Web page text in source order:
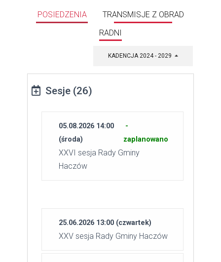
POSIEDZENIA
TRANSMISJE Z OBRAD
RADNI
KADENCJA 2024 - 2029
Sesje (26)
05.08.2026 14:00
(środa)
-
zaplanowano
XXVI sesja Rady Gminy
Haczów
25.06.2026 13:00 (czwartek)
XXV sesja Rady Gminy Haczów